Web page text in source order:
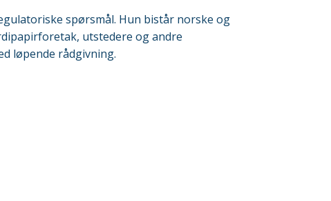
spørsmål. Hun bistår norske og
utstedere og andre
løpende rådgivning.